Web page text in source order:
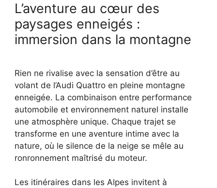
L’aventure au cœur des
paysages enneigés :
immersion dans la montagne
Rien ne rivalise avec la sensation d’être au
volant de l’Audi Quattro en pleine montagne
enneigée. La combinaison entre performance
automobile et environnement naturel installe
une atmosphère unique. Chaque trajet se
transforme en une aventure intime avec la
nature, où le silence de la neige se mêle au
ronronnement maîtrisé du moteur.
Les itinéraires dans les Alpes invitent à